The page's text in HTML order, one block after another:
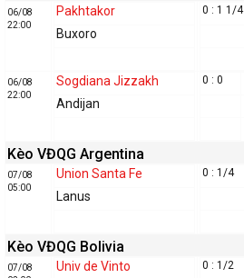
06/08
22:00
Pakhtakor
Buxoro
0 : 1 1/4
06/08
22:00
Sogdiana Jizzakh
Andijan
0 : 0
Kèo VĐQG Argentina
07/08
05:00
Union Santa Fe
Lanus
0 : 1/4
Kèo VĐQG Bolivia
07/08
Univ de Vinto 0 : 1/2